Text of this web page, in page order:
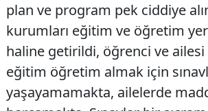
plan ve program pek ciddiye
kurumları eğitim ve öğretim
haline getirildi, öğrenci ve
eğitim öğretim almak için
yaşayamamakta, ailelerde